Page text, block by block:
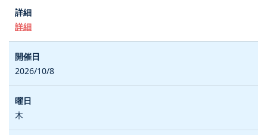
詳細
2026/10/8
木